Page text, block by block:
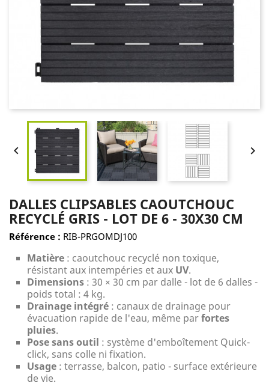
 
DALLES CLIPSABLES CAOUTCHOUC
RECYCLÉ GRIS - LOT DE 6 - 30X30 CM
Référence : RIB-PRGOMDJ100
Matière : caoutchouc recyclé non toxique,
résistant aux intempéries et aux UV.
Dimensions : 30 × 30 cm par dalle - lot de 6 dalles -
poids total : 4 kg.
Drainage intégré : canaux de drainage pour
évacuation rapide de l'eau, même parfortes
pluies.
Pose sans outil : système d'emboîtement Quick-
click, sans colle ni fixation.
Usage : terrasse, balcon, patio - surface extérieure
de vie.